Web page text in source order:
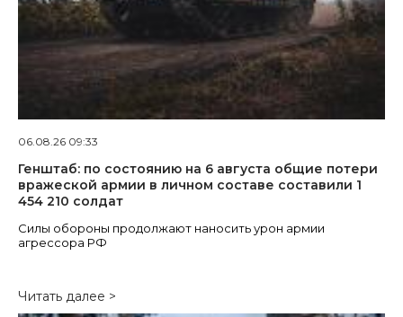
06.08.26 09:33
Генштаб: по состоянию на 6 августа общие потери
вражеской армии в личном составе составили 1
454 210 солдат
Силы обороны продолжают наносить урон армии
агрессора РФ
Читать далее >